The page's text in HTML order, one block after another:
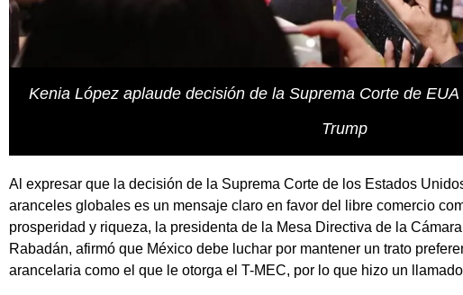
Kenia López aplaude decisión de la Suprema Corte de
Trump
Al expresar que la decisión de la Suprema Corte de los Estados
aranceles globales es un mensaje claro en favor del libre comercio
prosperidad y riqueza, la presidenta de la Mesa Directiva de la
Rabadán, afirmó que México debe luchar por mantener un trato
arancelaria como el que le otorga el T-MEC, por lo que hizo un